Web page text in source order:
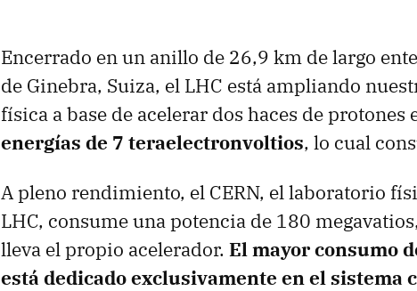
Encerrado en un anillo de 26,9 km de largo
de Ginebra, Suiza, el LHC está ampliando
física a base de acelerar dos haces de
energías de 7 teraelectronvoltios, lo cual
A pleno rendimiento, el CERN, el laboratorio
LHC, consume una potencia de 180
lleva el propio acelerador. El mayor consumo
está dedicado exclusivamente en el sistema